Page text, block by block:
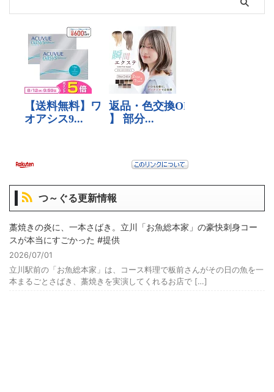
つ～ぐる更新情報
藁焼きの炎に、一本さばき。立川「お魚総本家」の豪快刺身コー
スが本当にすごかった #提供
2026/07/01
立川駅前の「お魚総本家」は、コース料理で板前さんがその日の魚を一
本まるごとさばき、藁焼きを実演してくれるお店で […]